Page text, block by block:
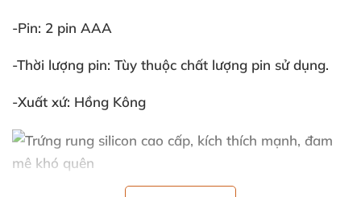
-Pin: 2 pin AAA
-Thời lượng pin: Tùy thuộc chất lượng pin sử dụng.
-Xuất xứ: Hồng Kông